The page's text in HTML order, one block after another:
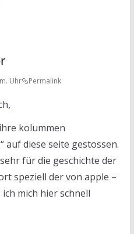
Uhr Permalink
kolummen
auf diese seite gestossen.
für die geschichte der
speziell der von apple –
mich hier schnell